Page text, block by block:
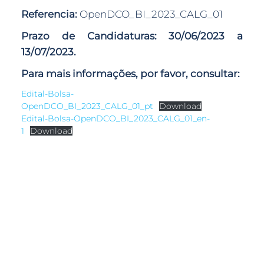
Referencia: OpenDCO_BI_2023_CALG_01
Prazo de Candidaturas: 30/06/2023 a
13/07/2023.
Para mais informações, por favor, consultar:
Edital-Bolsa-
OpenDCO_BI_2023_CALG_01_pt
Download
Edital-Bolsa-OpenDCO_BI_2023_CALG_01_en-
1
Download